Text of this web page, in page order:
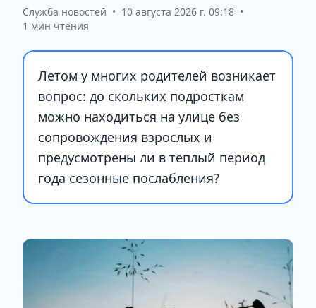
Служба новостей • 10 августа 2026 г. 09:18 •
1 мин чтения
Летом у многих родителей возникает
вопрос: до скольких подросткам
можно находиться на улице без
сопровождения взрослых и
предусмотрены ли в теплый период
года сезонные послабления?